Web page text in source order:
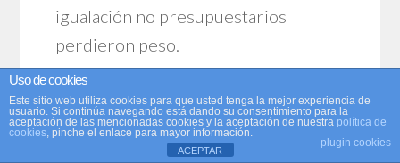
igualación no presupuestarios
perdieron peso.
El tercer capítulo es el que
probablemente puede ser más
aprovechado en actividades docentes.
Uso de cookies
Este sitio web utiliza cookies para que usted tenga la mejor experiencia de
usuario. Si continúa navegando está dando su consentimiento para la
aceptación de las mencionadas cookies y la aceptación de nuestra política de
cookies, pinche el enlace para mayor información.
plugin cookies
ACEPTAR